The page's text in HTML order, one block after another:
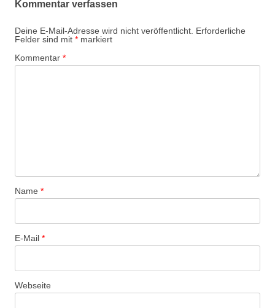
Kommentar verfassen
Deine E-Mail-Adresse wird nicht veröffentlicht. Erforderliche
Felder sind mit * markiert
Kommentar *
Name *
E-Mail *
Webseite